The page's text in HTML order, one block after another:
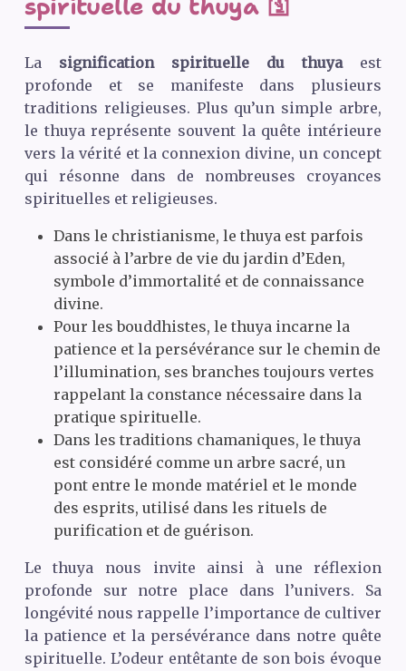
La signification spirituelle du thuyaest
profonde et se manifeste dans plusieurs
traditions religieuses. Plus qu’un simple arbre,
le thuya représente souvent la quête intérieure
vers la vérité et la connexion divine, un concept
qui résonne dans de nombreuses croyances
spirituelles et religieuses.
Dans le christianisme, le thuya est parfois
associé à l’arbre de vie du jardin d’Eden,
symbole d’immortalité et de connaissance
divine.
Pour les bouddhistes, le thuya incarne la
patience et la persévérance sur le chemin de
l’illumination, ses branches toujours vertes
rappelant la constance nécessaire dans la
pratique spirituelle.
Dans les traditions chamaniques, le thuya
est considéré comme un arbre sacré, un
pont entre le monde matériel et le monde
des esprits, utilisé dans les rituels de
purification et de guérison.
Le thuya nous invite ainsi à une réflexion
profonde sur notre place dans l’univers. Sa
longévité nous rappelle l’importance de cultiver
la patience et la persévérance dans notre quête
spirituelle. L’odeur entêtante de son bois évoque